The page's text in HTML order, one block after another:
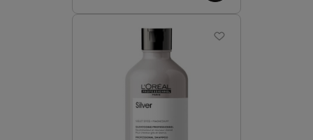
ich zdrowy wygląd na dłużej.